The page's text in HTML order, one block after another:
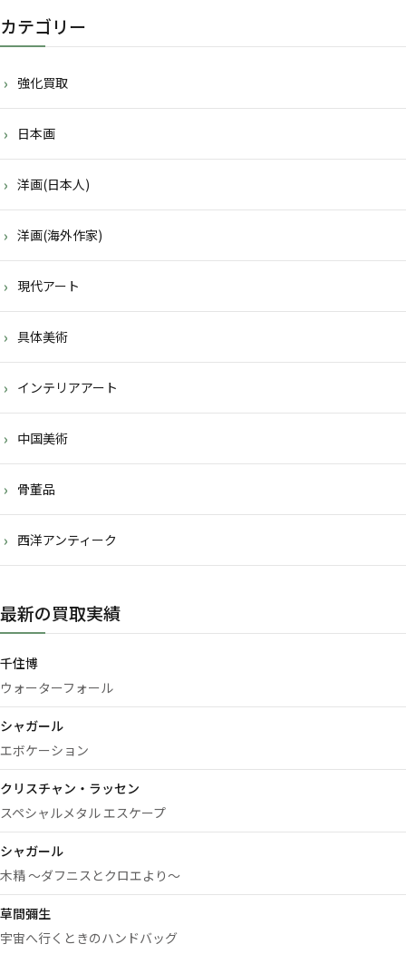
カテゴリー
強化買取
日本画
洋画(日本人)
洋画(海外作家)
現代アート
具体美術
インテリアアート
中国美術
骨董品
西洋アンティーク
最新の買取実績
千住博
ウォーターフォール
シャガール
エボケーション
クリスチャン・ラッセン
スペシャルメタル エスケープ
シャガール
木精 ～ダフニスとクロエより～
草間彌生
宇宙へ行くときのハンドバッグ